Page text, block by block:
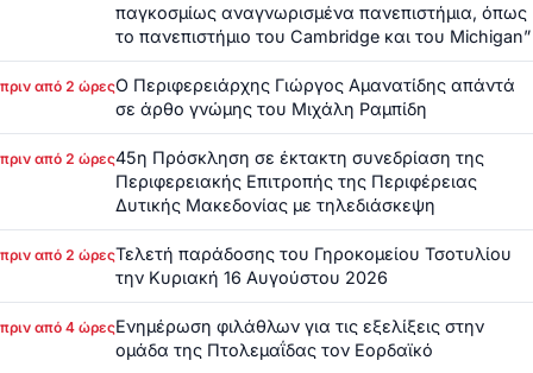
παγκοσμίως αναγνωρισμένα πανεπιστήμια, όπως
το πανεπιστήμιο του Cambridge και του Michigan”
πριν από 2 ώρεςΟ Περιφερειάρχης Γιώργος Αμανατίδης απάντά
σε άρθο γνώμης του Μιχάλη Ραμπίδη
πριν από 2 ώρες45η Πρόσκληση σε έκτακτη συνεδρίαση της
Περιφερειακής Επιτροπής της Περιφέρειας
Δυτικής Μακεδονίας με τηλεδιάσκεψη
πριν από 2 ώρεςΤελετή παράδοσης του Γηροκομείου Τσοτυλίου
την Κυριακή 16 Αυγούστου 2026
πριν από 4 ώρεςΕνημέρωση φιλάθλων για τις εξελίξεις στην
ομάδα της Πτολεμαΐδας τον Εορδαϊκό